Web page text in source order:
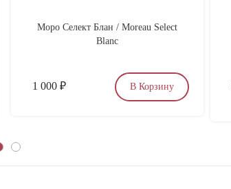
Моро Селект Блан / Moreau Select
Blanc
1 000 ₽ В Корзину